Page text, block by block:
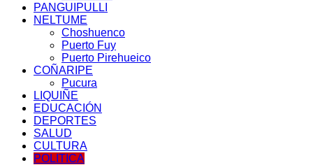
PANGUIPULLI
NELTUME
Choshuenco
Puerto Fuy
Puerto Pirehueico
COÑARIPE
Pucura
LIQUIÑE
EDUCACIÓN
DEPORTES
SALUD
CULTURA
POLITICA